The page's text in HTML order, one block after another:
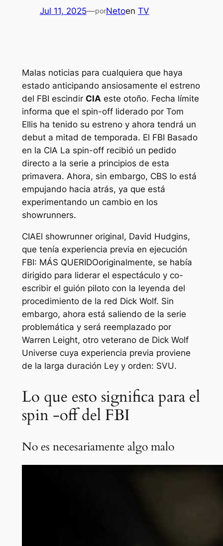
Jul 11, 2025—porNetoen TV
Malas noticias para cualquiera que haya
estado anticipando ansiosamente el estreno
del FBI escindir CIAeste otoño. Fecha límite
informa que el spin-off liderado por Tom
Ellis ha tenido su estreno y ahora tendrá un
debut a mitad de temporada. El FBI Basado
en la CIA La spin-off recibió un pedido
directo a la serie a principios de esta
primavera. Ahora, sin embargo, CBS lo está
empujando hacia atrás, ya que está
experimentando un cambio en los
showrunners.
CIAEl showrunner original, David Hudgins,
que tenía experiencia previa en ejecución
FBI: MÁS QUERIDOoriginalmente, se había
dirigido para liderar el espectáculo y co-
escribir el guión piloto con la leyenda del
procedimiento de la red Dick Wolf. Sin
embargo, ahora está saliendo de la serie
problemática y será reemplazado por
Warren Leight, otro veterano de Dick Wolf
Universe cuya experiencia previa proviene
de la larga duración Ley y orden: SVU.
Lo que esto significa para el
spin -off del FBI
No es necesariamente algo malo